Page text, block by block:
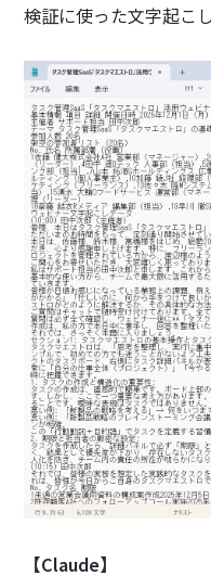
検証に使った文字起こ
【Claude】